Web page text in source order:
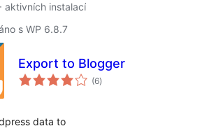
aktivních instalací
s WP 6.8.7
Export to Blogger
(6celkové
hodnocení
)
data to